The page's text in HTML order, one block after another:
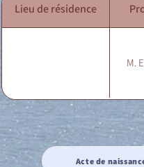
Lieu de résidence
M.
Acte de